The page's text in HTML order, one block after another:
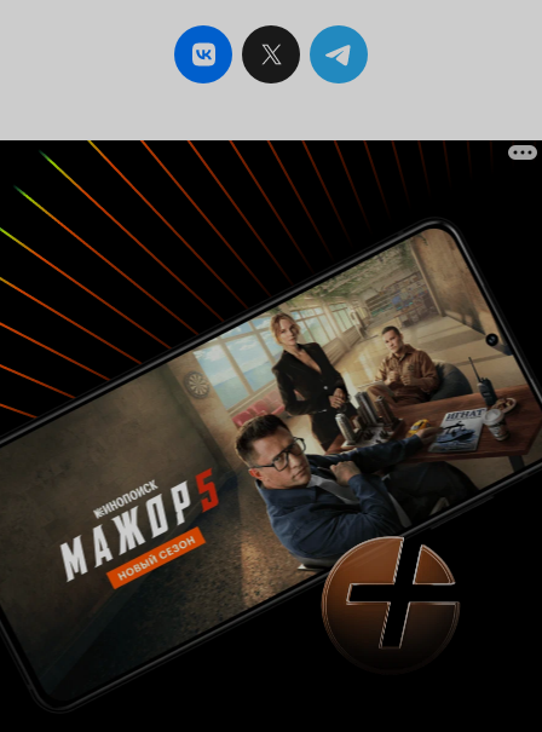
оставляют желать лучшего, но опять же – мы
смотрим пародию и, пожалуй, к гремлинам
можно предъявить минимум претензий. Итог.
данный фильм. 5 из 10